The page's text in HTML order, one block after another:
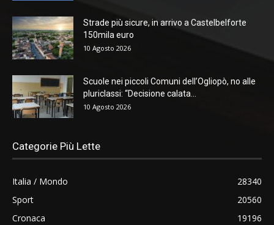
Strade più sicure, in arrivo a Castelbelforte
150mila euro
10 Agosto 2026
Scuole nei piccoli Comuni dell’Ogliopò, no alle
pluriclassi: “Decisione calata...
10 Agosto 2026
Categorie Più Lette
Italia / Mondo
28340
Sport
20560
Cronaca
19196